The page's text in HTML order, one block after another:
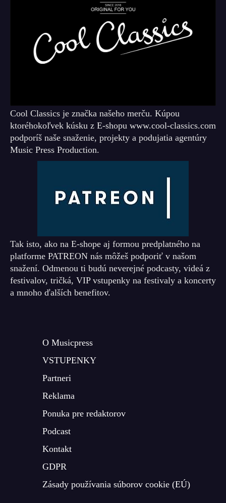
Cool Classics je značka našeho merču. Kúpou
ktoréhokoľvek kúsku z E-shopu www.cool-classics.com
podporíš naše snaženie, projekty a podujatia agentúry
Music Press Production.
Tak isto, ako na E-shope aj formou predplatného na
platforme PATREON nás môžeš podporiť v našom
snažení. Odmenou ti budú neverejné podcasty, videá z
festivalov, tričká, VIP vstupenky na festivaly a koncerty
a mnoho ďalších benefitov.
O Musicpress
VSTUPENKY
Partneri
Reklama
Ponuka pre redaktorov
Podcast
Kontakt
GDPR
Zásady používania súborov cookie (EÚ)